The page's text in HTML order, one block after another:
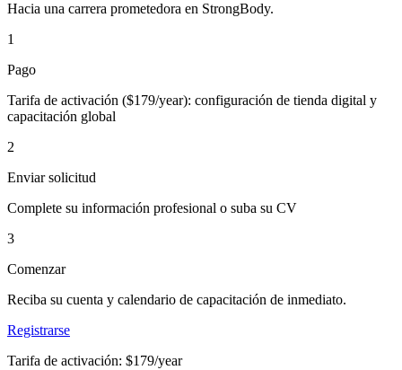
Hacia una carrera prometedora en StrongBody.
1
Pago
Tarifa de activación ($179/year): configuración de tienda digital y
capacitación global
2
Enviar solicitud
Complete su información profesional o suba su CV
3
Comenzar
Reciba su cuenta y calendario de capacitación de inmediato.
Registrarse
Tarifa de activación: $179/year